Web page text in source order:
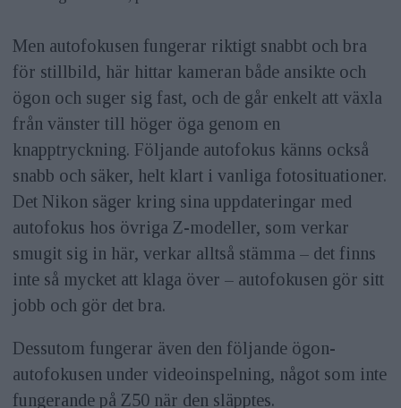
Men autofokusen fungerar riktigt snabbt och bra
för stillbild, här hittar kameran både ansikte och
ögon och suger sig fast, och de går enkelt att växla
från vänster till höger öga genom en
knapptryckning. Följande autofokus känns också
snabb och säker, helt klart i vanliga fotosituationer.
Det Nikon säger kring sina uppdateringar med
autofokus hos övriga Z-modeller, som verkar
smugit sig in här, verkar alltså stämma – det finns
inte så mycket att klaga över – autofokusen gör sitt
jobb och gör det bra.
Dessutom fungerar även den följande ögon-
autofokusen under videoinspelning, något som inte
fungerande på Z50 när den släpptes.